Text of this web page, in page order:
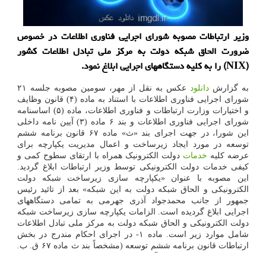
وزیر ارتباطات مصوبه شورای اجرایی فناوری اطلاعات در خصوص
ضرورت الحاق شبکه دولت به مرکز ملی تبادل اطلاعات کشور
(NIX) را به کلیه دستگاههای اجرایی ابلاغ نمود.
به گزارش دانلود
عکس به نقل از مهر، سومین مصوبه جلسه ۲۱
شورای اجرایی فناوری اطلاعات با استناد به ماده (۴) قانون وظایف
و اختیارات وزارت ارتباطات و فناوری اطلاعات، ماده (۵) اساسنامه
شورای اجرایی فناوری اطلاعات و بند ۶ ماده (۳) آیین نامه داخلی
این شورا، در جهت اجرای بند «ث» ماده ۶۷ قانون برنامه ششم
توسعه در مورد ایجاد زیرساخت و اعمال مدیریت یکپارچه برای
عرضه کلیه خدمات دولت الکترونیک همراه با ارتقای سطوح کمی و
کیفی خدمات دولت الکترونیکی توسط وزیر ارتباطات ابلاغ گردید.
این مصوبه با عنوان «یکپارچه سازی زیرساخت شبکه دولت
الکترونیکی و الحاق شبکه دولت به این شبکه» بعد از تائید رئیس
جمهور از جانب محمدجواد آذری جهرمی به تمامی دستگاههای
اجرایی ابلاغ گردیده است. الزامات یکپارچه سازی زیرساخت شبکه
دولت الکترونیکی و الحاق شبکه دولت به مرکز ملی تبادل اطلاعات
شامل موارد زیر است. ماده ۱- در اجرای احکام مندرج در بخش
ارتباطات قانون برنامه ششم توسعه (مشخصاً بند ث ماده ۶۷ ق. ب.